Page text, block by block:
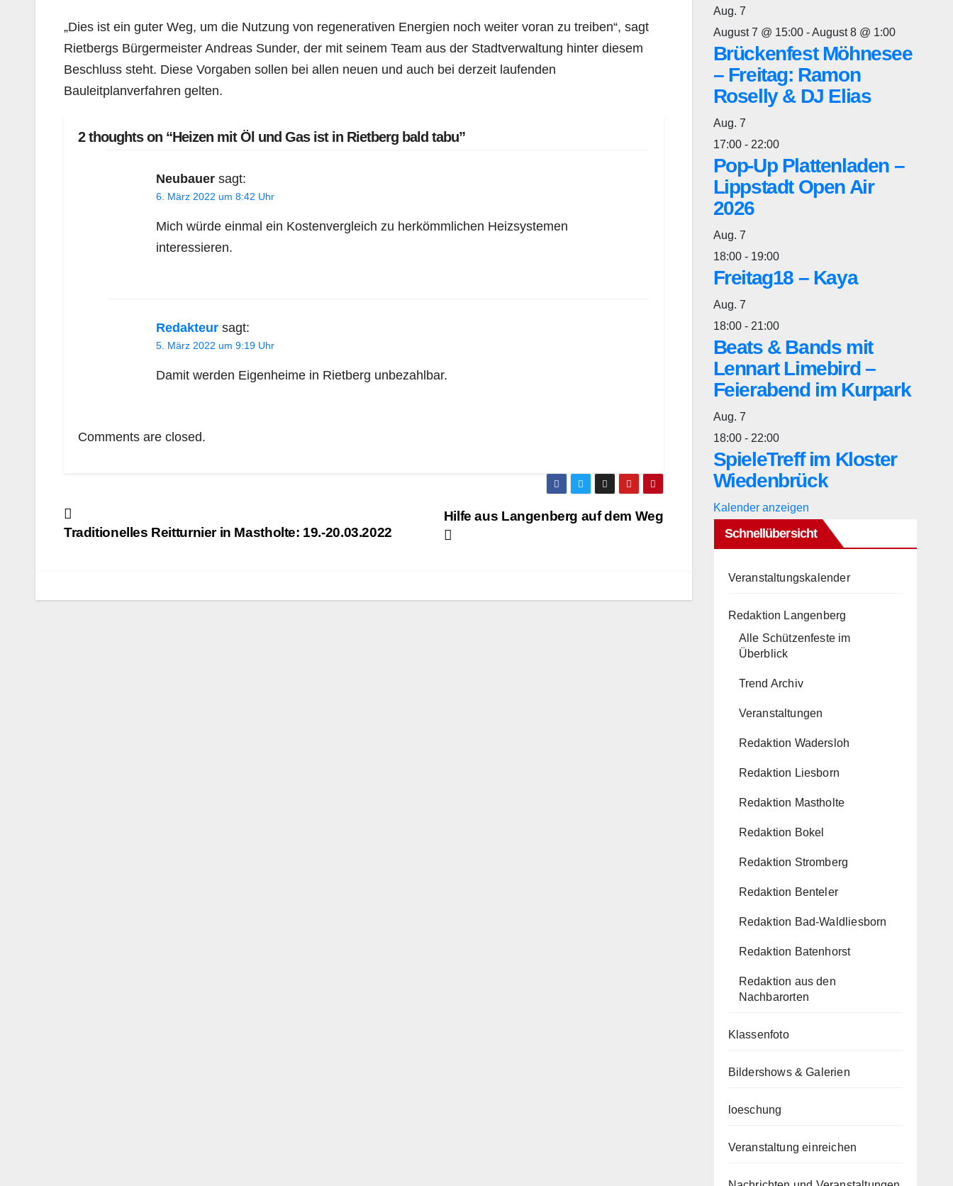
„Dies ist ein guter Weg, um die Nutzung von regenerativen Energien noch weiter voran zu treiben“, sagt
Rietbergs Bürgermeister Andreas Sunder, der mit seinem Team aus der Stadtverwaltung hinter diesem
Beschluss steht. Diese Vorgaben sollen bei allen neuen und auch bei derzeit laufenden
Bauleitplanverfahren gelten.
2 thoughts on “Heizen mit Öl und Gas ist in Rietberg bald tabu”
Neubauer sagt:
6. März 2022 um 8:42 Uhr
Mich würde einmal ein Kostenvergleich zu herkömmlichen Heizsystemen
interessieren.
Redakteur sagt:
5. März 2022 um 9:19 Uhr
Damit werden Eigenheime in Rietberg unbezahlbar.
Comments are closed.
Beitragsnavigation
Hilfe aus Langenberg auf dem Weg
Traditionelles Reitturnier in Mastholte: 19.-20.03.2022
Aug. 7
August 7 @ 15:00-August 8 @ 1:00
Brückenfest Möhnesee
– Freitag: Ramon
Roselly & DJ Elias
Aug. 7
17:00- 22:00
Pop-Up Plattenladen –
Lippstadt Open Air
2026
Aug. 7
18:00- 19:00
Freitag18 – Kaya
Aug. 7
18:00- 21:00
Beats & Bands mit
Lennart Limebird –
Feierabend im Kurpark
Aug. 7
18:00- 22:00
SpieleTreff im Kloster
Wiedenbrück
Kalender anzeigen
Schnellübersicht
Veranstaltungskalender
Redaktion Langenberg
Alle Schützenfeste im
Überblick
Trend Archiv
Veranstaltungen
Redaktion Wadersloh
Redaktion Liesborn
Redaktion Mastholte
Redaktion Bokel
Redaktion Stromberg
Redaktion Benteler
Redaktion Bad-Waldliesborn
Redaktion Batenhorst
Redaktion aus den
Nachbarorten
Klassenfoto
Bildershows & Galerien
loeschung
Veranstaltung einreichen